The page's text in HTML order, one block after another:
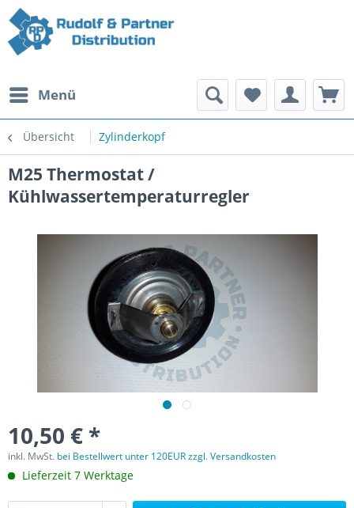
Menü
Übersicht Zylinderkopf
M25 Thermostat /
Kühlwassertemperaturregler
10,50 € *
inkl. MwSt. bei Bestellwert unter 120EUR zzgl. Versandkosten
Lieferzeit 7 Werktage